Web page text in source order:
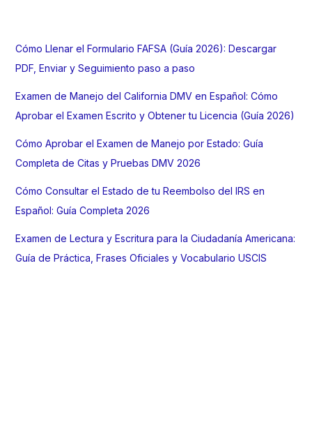
:Cómo Llenar el Formulario FAFSA (Guía 2026): Descargar
PDF, Enviar y Seguimiento paso a paso
Examen de Manejo del California DMV en Español: Cómo
Aprobar el Examen Escrito y Obtener tu Licencia (Guía 2026)
Cómo Aprobar el Examen de Manejo por Estado: Guía
Completa de Citas y Pruebas DMV 2026
Cómo Consultar el Estado de tu Reembolso del IRS en
Español: Guía Completa 2026
Examen de Lectura y Escritura para la Ciudadanía Americana:
Guía de Práctica, Frases Oficiales y Vocabulario USCIS